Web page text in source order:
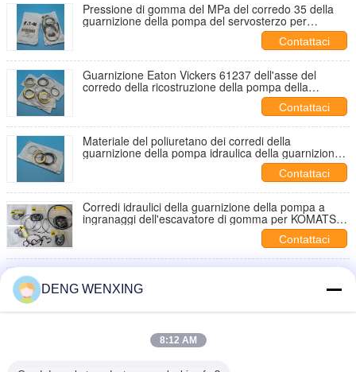
Pressione di gomma del MPa del corredo 35 della
guarnizione della pompa del servosterzo per
Contattaci
Guarnizione Eaton Vickers 61237 dell'asse del
corredo della ricostruzione della pompa della
direzione di potenza idraulica applio
Contattaci
Materiale del poliuretano dei corredi della
guarnizione della pompa idraulica della guarnizione
Contattaci
Corredi idraulici della guarnizione della pompa a
ingranaggi dell'escavatore di gomma per KOMATSU
Contattaci
di corrosione, corredo della guarnizione dell'asse
della pompa - 20 ~ 120 impiegati del ℃
Guarnizione idraulica universale dei corredi NBR
PTFFE NFK della guarnizione della pompa a
DENG WENXING
8:12 AM